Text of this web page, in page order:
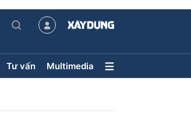
Tư vấn Multimedia